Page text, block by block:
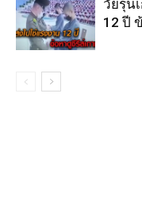
วัยรุ่น
12 ปี